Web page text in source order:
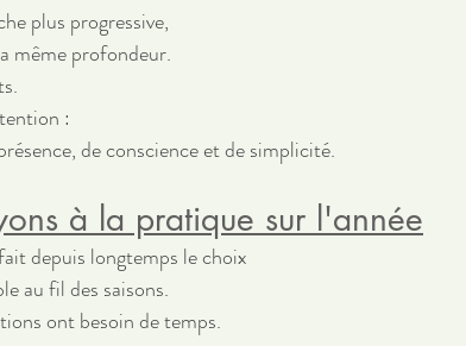
plus progressive,
même profondeur.
:
de conscience et de simplicité.
à la pratique sur l'année
depuis longtemps le choix
au fil des saisons.
ont besoin de temps.